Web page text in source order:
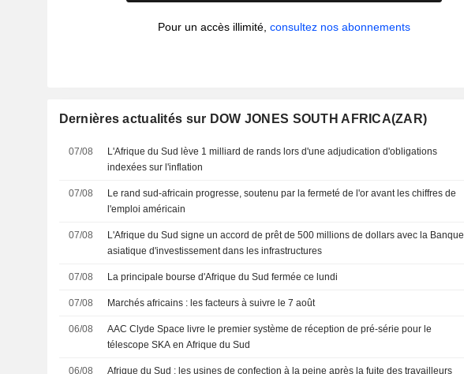
Pour un accès illimité,consultez nos abonnements
Dernières actualités sur DOW JONES SOUTH AFRICA(ZAR)
07/08
L'Afrique du Sud lève 1 milliard de rands lors d'une adjudication d'obligations
indexées sur l'inflation
07/08
Le rand sud-africain progresse, soutenu par la fermeté de l'or avant les chiffres de
l'emploi américain
07/08
L'Afrique du Sud signe un accord de prêt de 500 millions de dollars avec la Banque
asiatique d'investissement dans les infrastructures
07/08 La principale bourse d'Afrique du Sud fermée ce lundi
07/08 Marchés africains : les facteurs à suivre le 7 août
06/08
AAC Clyde Space livre le premier système de réception de pré-série pour le
télescope SKA en Afrique du Sud
06/08
Afrique du Sud : les usines de confection à la peine après la fuite des travailleurs